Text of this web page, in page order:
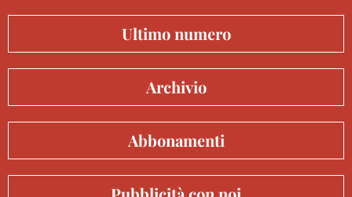
Ultimo numero
Archivio
Abbonamenti